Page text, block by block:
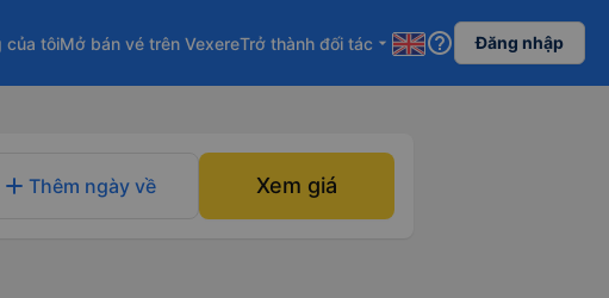
của tôiMở bán vé trên VexereTrở thành đối tác arrow_drop_down help_outline Đăng nhập
add Thêm ngày về Xem giá